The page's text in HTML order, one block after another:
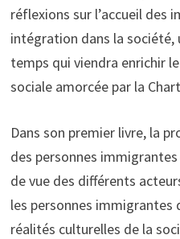
réflexions sur l’accueil des
intégration dans la société,
temps qui viendra enrichir
sociale amorcée par la
Dans son premier livre, la
des personnes
de vue des différents
les personnes immigrantes
réalités culturelles de la